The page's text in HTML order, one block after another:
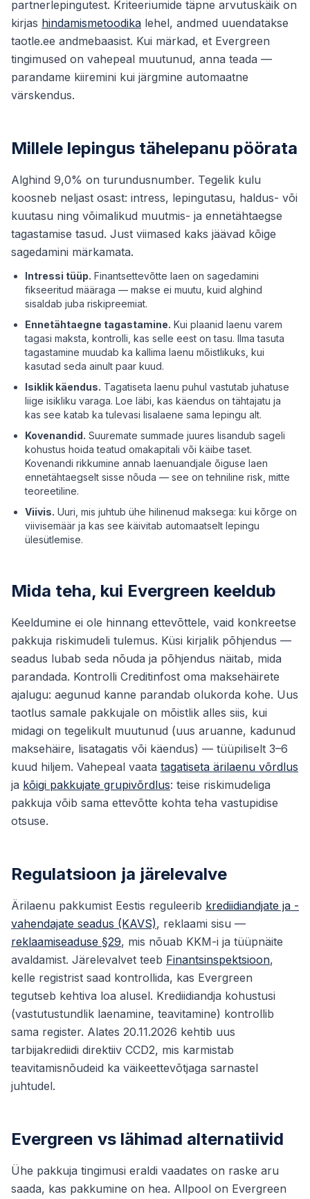
partnerlepingutest. Kriteeriumide täpne arvutuskäik on
kirjas hindamismetoodika lehel, andmed uuendatakse
taotle.ee andmebaasist. Kui märkad, et Evergreen
tingimused on vahepeal muutunud, anna teada —
parandame kiiremini kui järgmine automaatne
värskendus.
Millele lepingus tähelepanu pöörata
Alghind 9,0% on turundusnumber. Tegelik kulu
koosneb neljast osast: intress, lepingutasu, haldus- või
kuutasu ning võimalikud muutmis- ja ennetähtaegse
tagastamise tasud. Just viimased kaks jäävad kõige
sagedamini märkamata.
Intressi tüüp. Finantsettevõtte laen on sagedamini
fikseeritud määraga — makse ei muutu, kuid alghind
sisaldab juba riskipreemiat.
Ennetähtaegne tagastamine. Kui plaanid laenu varem
tagasi maksta, kontrolli, kas selle eest on tasu. Ilma tasuta
tagastamine muudab ka kallima laenu mõistlikuks, kui
kasutad seda ainult paar kuud.
Isiklik käendus. Tagatiseta laenu puhul vastutab juhatuse
liige isikliku varaga. Loe läbi, kas käendus on tähtajatu ja
kas see katab ka tulevasi lisalaene sama lepingu alt.
Kovenandid. Suuremate summade juures lisandub sageli
kohustus hoida teatud omakapitali või käibe taset.
Kovenandi rikkumine annab laenuandjale õiguse laen
ennetähtaegselt sisse nõuda — see on tehniline risk, mitte
teoreetiline.
Viivis. Uuri, mis juhtub ühe hilinenud maksega: kui kõrge on
viivisemäär ja kas see käivitab automaatselt lepingu
ülesütlemise.
Mida teha, kui Evergreen keeldub
Keeldumine ei ole hinnang ettevõttele, vaid konkreetse
pakkuja riskimudeli tulemus. Küsi kirjalik põhjendus —
seadus lubab seda nõuda ja põhjendus näitab, mida
parandada. Kontrolli Creditinfost oma maksehäirete
ajalugu: aegunud kanne parandab olukorda kohe. Uus
taotlus samale pakkujale on mõistlik alles siis, kui
midagi on tegelikult muutunud (uus aruanne, kadunud
maksehäire, lisatagatis või käendus) — tüüpiliselt 3–6
kuud hiljem. Vahepeal vaata tagatiseta ärilaenu võrdlus
ja kõigi pakkujate grupivõrdlus: teise riskimudeliga
pakkuja võib sama ettevõtte kohta teha vastupidise
otsuse.
Regulatsioon ja järelevalve
Ärilaenu pakkumist Eestis reguleerib krediidiandjate ja -
vahendajate seadus (KAVS), reklaami sisu —
reklaamiseaduse §29, mis nõuab KKM-i ja tüüpnäite
avaldamist. Järelevalvet teeb Finantsinspektsioon,
kelle registrist saad kontrollida, kas Evergreen
tegutseb kehtiva loa alusel. Krediidiandja kohustusi
(vastutustundlik laenamine, teavitamine) kontrollib
sama register. Alates 20.11.2026 kehtib uus
tarbijakrediidi direktiiv CCD2, mis karmistab
teavitamisnõudeid ka väikeettevõtjaga sarnastel
juhtudel.
Evergreen vs lähimad alternatiivid
Ühe pakkuja tingimusi eraldi vaadates on raske aru
saada, kas pakkumine on hea. Allpool on Evergreen